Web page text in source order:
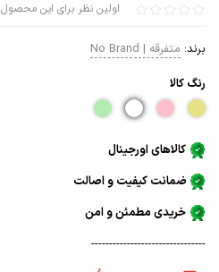
اولین نظر برای این محصول
برند: متفرقه | No Brand
رنگ كالا
کالاهای اورجینال
ضمانت کیفیت و اصالت
خریدی مطمئن و امن
--------------------------------